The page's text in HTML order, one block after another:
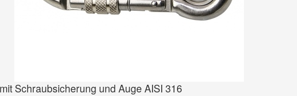
Schraubsicherung und Auge AISI 316